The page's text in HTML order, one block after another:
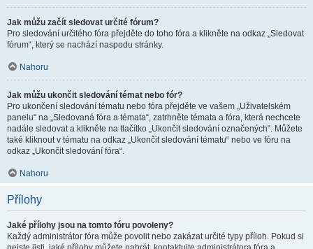
Jak můžu začít sledovat určité fórum?
Pro sledování určitého fóra přejděte do toho fóra a klikněte na odkaz „Sledovat
fórum“, který se nachází naspodu stránky.
Nahoru
Jak můžu ukončit sledování témat nebo fór?
Pro ukončení sledování tématu nebo fóra přejděte ve vašem „Uživatelském
panelu“ na „Sledovaná fóra a témata“, zatrhněte témata a fóra, která nechcete
nadále sledovat a klikněte na tlačítko „Ukončit sledování označených“. Můžete
také kliknout v tématu na odkaz „Ukončit sledování tématu“ nebo ve fóru na
odkaz „Ukončit sledování fóra“.
Nahoru
Přílohy
Jaké přílohy jsou na tomto fóru povoleny?
Každý administrátor fóra může povolit nebo zakázat určité typy příloh. Pokud si